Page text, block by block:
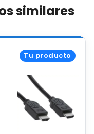
similares
Tu producto